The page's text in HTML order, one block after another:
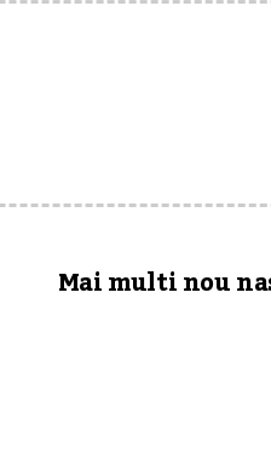
Mai multi nou